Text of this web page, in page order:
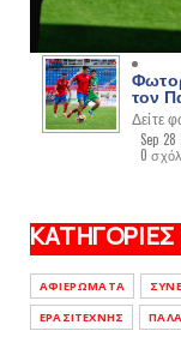
τον
Δείτε
Sep
0
ΚΑΤΗΓΟΡΙΕΣ
ΑΦΙΕΡΩΜΑΤΑ
ΕΡΑΣΙΤΕΧΝΗΣ